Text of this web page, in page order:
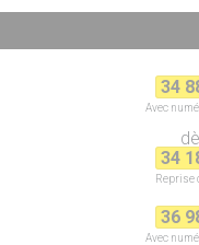
34
Avec
34
Reprise
36
Avec